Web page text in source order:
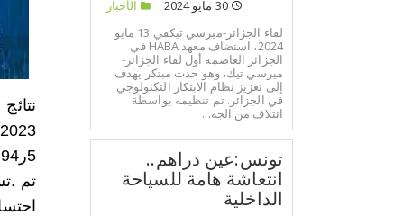
30 مايو 2024
الأخبار
لقاء الجزائر-ميرسي تيكفي 13 مايو
2024، استضاف معهد HABA في
الجزائر العاصمة أول لقاء الجزائر-
ميرسي تيك، وهو حدث مبتكر يهدف
إلى تعزيز نظام الابتكار التكنولوجي
في الجزائر. تم تنظيمه بواسطة
ائتلاف من الجه...
تونس:عين دراهم..
انتعاشة هامة للسياحة
الداخلية